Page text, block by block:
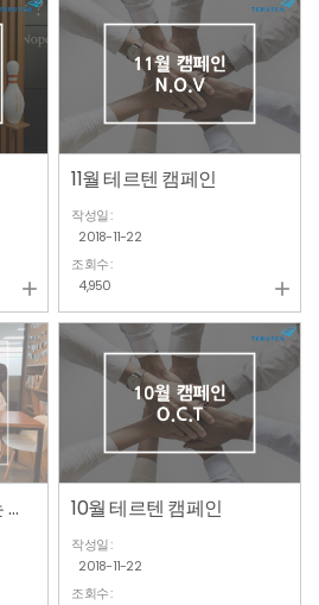

11월 테르텐 캠페인
작성일 :
2018-11-22
조회수 :
4,950

제 2회 CEO와 함께하는 독서토론회 10월 테르텐 캠페인
작성일 :
2018-11-22
조회수 :